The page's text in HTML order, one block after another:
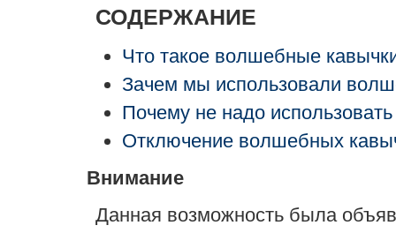
СОДЕРЖАНИЕ
Что такое волшебные
Зачем мы использовали
Почему не надо
Отключение волшебных
Внимание
Данная возможность была